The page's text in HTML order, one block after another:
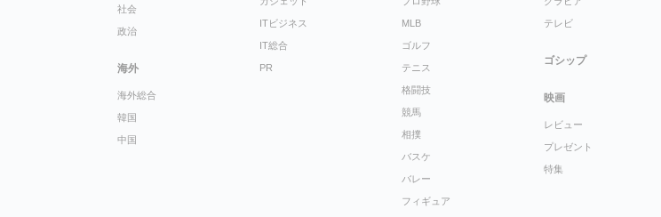
社会
政治
海外
海外総合
韓国
中国
ITビジネス
IT総合
PR
MLB
ゴルフ
テニス
格闘技
競馬
相撲
バスケ
バレー
フィギュア
テレビ
ゴシップ
映画
レビュー
プレゼント
特集